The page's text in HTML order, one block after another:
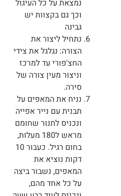
נמצאת על כל העיגול
וכך גם בקצוות יש
גבינה
נתחיל ליצור את
הצורה: נגלגל את צידי
החצ'פורי עד למרכז
וניצור מעין צורה של
סירה.
נניח את המאפים על
תבנית עם נייר אפייה
ונכניס לתנור שחומם
מראש ל180 מעלות,
בחום רגיל. כעבור 10
דקות נוציא את
המאפים, נשבור ביצה
על כל אחד מהם,